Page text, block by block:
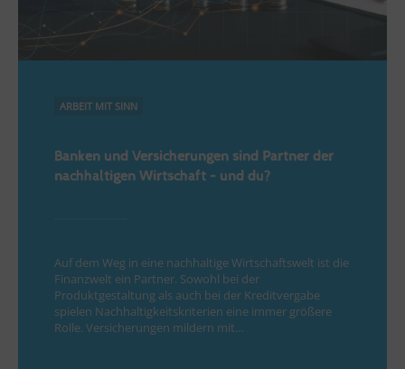
ARBEIT MIT SINN
Banken und Versicherungen sind Partner der
nachhaltigen Wirtschaft – und du?
Auf dem Weg in eine nachhaltige Wirtschaftswelt ist die
Finanzwelt ein Partner. Sowohl bei der
Produktgestaltung als auch bei der Kreditvergabe
spielen Nachhaltigkeitskriterien eine immer größere
Rolle. Versicherungen mildern mit…